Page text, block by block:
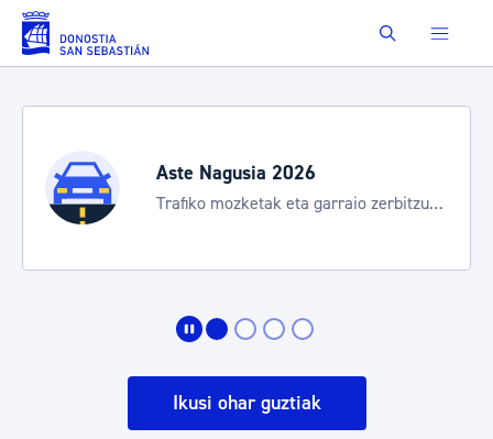
Eduki nagusira joan Buscar
Aste Nagusia 2026
Trafiko mozketak eta garraio zerbitzu
Ikusi ohar guztiak